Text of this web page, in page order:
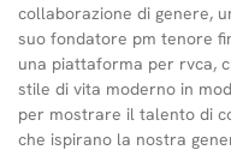
collaborazione di genere,
suo fondatore pm tenore
una piattaforma per rvca,
stile di vita moderno in
per mostrare il talento di
che ispirano la nostra